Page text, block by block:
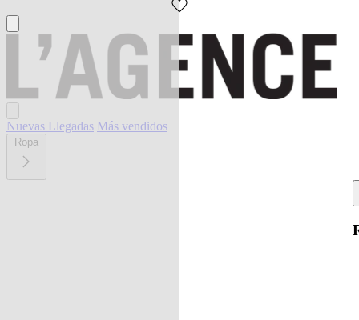
Nuevas Llegadas Más vendidos
Ropa